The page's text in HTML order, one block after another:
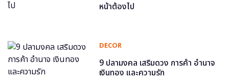
หน้าต้องไป
DECOR
9 ปลามงคล เสริมดวง การค้า อำนาจ
เงินทอง และความรัก